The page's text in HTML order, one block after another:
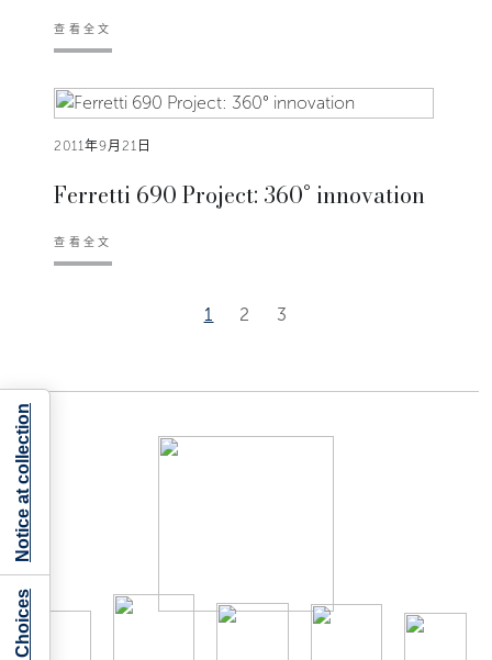
查看全文
2011年9月21日
Ferretti 690 Project: 360° innovation
查看全文
1 2 3
Notice at collection